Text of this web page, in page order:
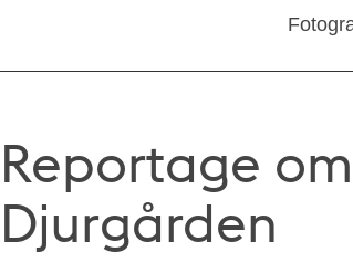
Reportage
Djurgården